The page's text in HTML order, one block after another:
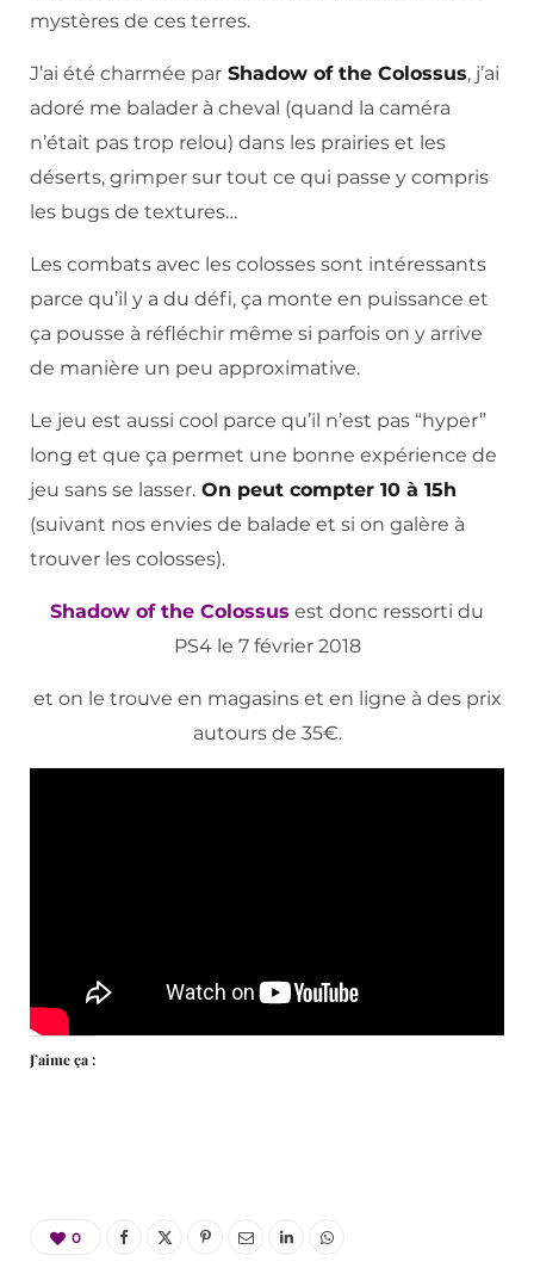
mystères de ces terres.
J’ai été charmée par Shadow of the Colossus, j’ai
adoré me balader à cheval (quand la caméra
n’était pas trop relou) dans les prairies et les
déserts, grimper sur tout ce qui passe y compris
les bugs de textures…
Les combats avec les colosses sont intéressants
parce qu’il y a du défi, ça monte en puissance et
ça pousse à réfléchir même si parfois on y arrive
de manière un peu approximative.
Le jeu est aussi cool parce qu’il n’est pas “hyper”
long et que ça permet une bonne expérience de
jeu sans se lasser. On peut compter 10 à 15h
(suivant nos envies de balade et si on galère à
trouver les colosses).
Shadow of the Colossus est donc ressorti du
PS4 le 7 février 2018
et on le trouve en magasins et en ligne à des prix
autours de 35€.
J’aime ça :
0